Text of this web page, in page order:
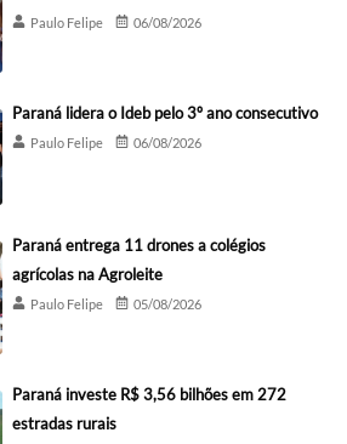
Paulo Felipe 06/08/2026
Paraná lidera o Ideb pelo 3º ano consecutivo
Paulo Felipe 06/08/2026
Paraná entrega 11 drones a colégios
agrícolas na Agroleite
Paulo Felipe 05/08/2026
Paraná investe R$ 3,56 bilhões em 272
estradas rurais